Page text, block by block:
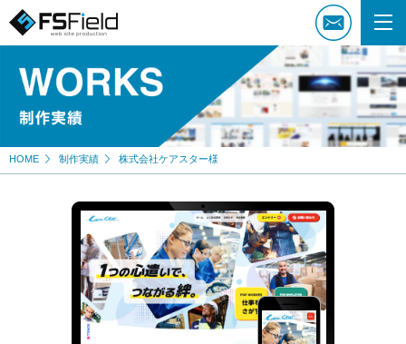
HOME 制作実績 株式会社ケアスター様